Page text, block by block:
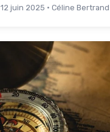
12 juin 2025 · Céline Bertrand